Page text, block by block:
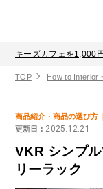
キーズカフェを1,000
TOP How to Interior
商品紹介・商品の選び方
更新日 : 2025.12.21
VKR シンプ
リーラック